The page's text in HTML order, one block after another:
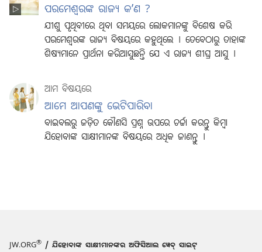
ପରମେଶ୍ୱରଙ୍କ ରାଜ୍ୟ କʼଣ ?
ଯୀଶୁ ପୃଥିବୀରେ ଥିବା ସମୟରେ ଲୋକମାନଙ୍କୁ ବିଶେଷ କରି
ପରମେଶ୍ୱରଙ୍କ ରାଜ୍ୟ ବିଷୟରେ କହୁଥିଲେ । ତେବେଠାରୁ ତାହାଙ୍କ
ଶିଷ୍ୟମାନେ ପ୍ରାର୍ଥନା କରିଆସୁଛନ୍ତି ଯେ ଏ ରାଜ୍ୟ ଶୀଘ୍ର ଆସୁ ।
ଆମ ବିଷୟରେ
ଆମେ ଆପଣଙ୍କୁ ଭେଟିପାରିବା
ବାଇବଲରୁ ଜଡ଼ିତ କୌଣସି ପ୍ରଶ୍ନ ଉପରେ ଚର୍ଚ୍ଚା କରନ୍ତୁ କିମ୍ବା
ଯିହୋବାଙ୍କ ସାକ୍ଷୀମାନଙ୍କ ବିଷୟରେ ଅଧିକ ଜାଣନ୍ତୁ ।
JW.ORG® / ଯିହୋବାଙ୍କ ସାକ୍ଷୀମାନଙ୍କର ଅଫିସିଆଲ ୱେବ୍ ସାଇଟ୍